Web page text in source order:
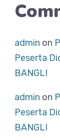
admin on
Peserta
BANGLI
admin on
Peserta
BANGLI